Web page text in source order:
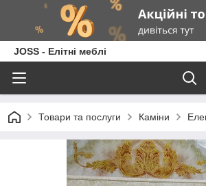
JOSS - Елітні меблі
Товари та послуги Каміни